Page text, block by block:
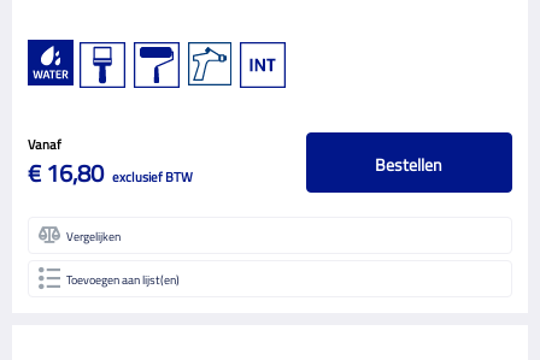
Vanaf
€ 16,80 exclusief BTW Bestellen
Vergelijken
Toevoegen aan lijst(en)